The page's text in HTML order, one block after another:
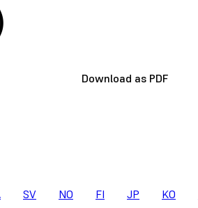
Download as PDF
SV NO FI JP KO